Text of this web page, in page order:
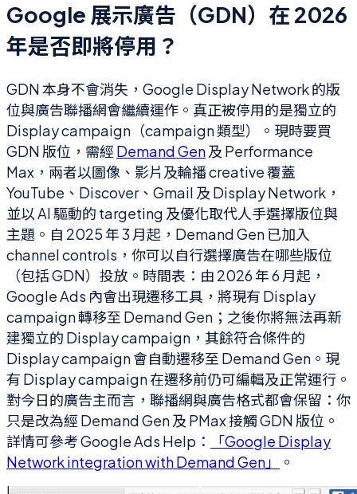
Google 展示廣告（GDN）在 2026
年是否即將停用？
GDN 本身不會消失，Google Display Network 的版
位與廣告聯播網會繼續運作。真正被停用的是獨立的
Display campaign（campaign 類型）。現時要買
GDN 版位，需經 Demand Gen及 Performance
Max，兩者以圖像、影片及輪播 creative 覆蓋
YouTube、Discover、Gmail 及 Display Network，
並以 AI 驅動的 targeting 及優化取代人手選擇版位與
主題。自 2025 年 3 月起，Demand Gen 已加入
channel controls，你可以自行選擇廣告在哪些版位
（包括 GDN）投放。時間表：由 2026 年 6 月起，
Google Ads 內會出現遷移工具，將現有 Display
campaign 轉移至 Demand Gen；之後你將無法再新
建獨立的 Display campaign，其餘符合條件的
Display campaign 會自動遷移至 Demand Gen。現
有 Display campaign 在遷移前仍可編輯及正常運行。
對今日的廣告主而言，聯播網與廣告格式都會保留：你
只是改為經 Demand Gen 及 PMax 接觸 GDN 版位。
詳情可參考 Google Ads Help：
「Google Display
Network integration with Demand Gen」
。